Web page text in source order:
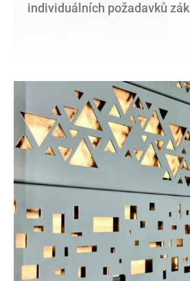
individuálních požadavků